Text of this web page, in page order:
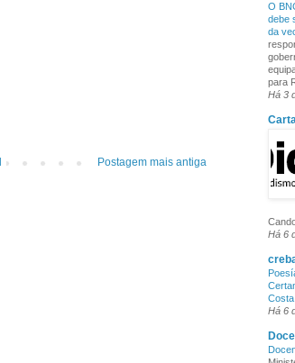
Postagem mais antiga
O
debe
da
para
Há 3
Há 6
Há 6